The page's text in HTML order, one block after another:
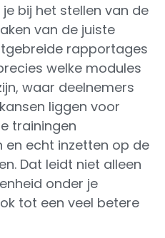
bij het stellen van de
van de juiste
rapportages
welke modules
waar deelnemers
liggen voor
trainingen
echt inzetten op de
Dat leidt niet alleen
onder je
tot een veel betere